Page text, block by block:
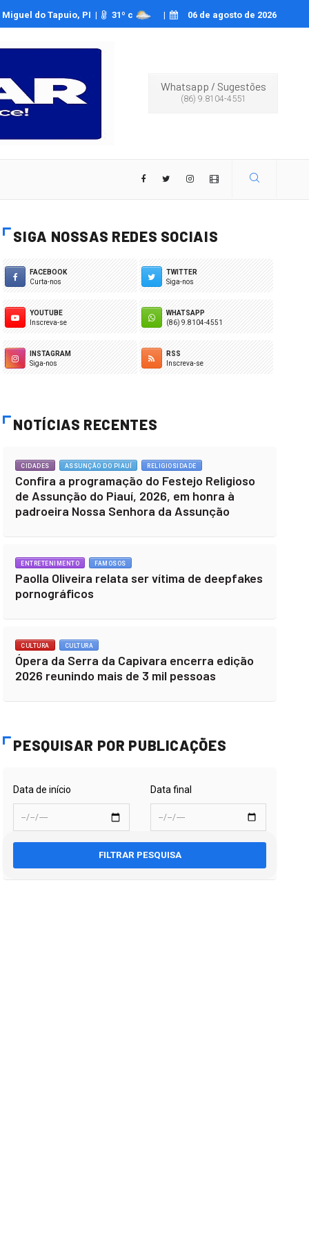
da Serra da Capivara encerra edição 2026 reunindo mais de 3 mil pessoas
do Tapuio, PI | 31º c | 06 de agosto de 2026
Whatsapp / Sugestões
(86) 9.8104-4551
SIGA NOSSAS REDES SOCIAIS
FACEBOOK
Curta-nos
TWITTER
Siga-nos
YOUTUBE
Inscreva-se
WHATSAPP
(86) 9.8104-4551
INSTAGRAM
Siga-nos
RSS
Inscreva-se
NOTÍCIAS RECENTES
CIDADES ASSUNÇÃO DO PIAUÍ RELIGIOSIDADE
Confira a programação do Festejo Religioso
de Assunção do Piauí, 2026, em honra à
padroeira Nossa Senhora da Assunção
ENTRETENIMENTO FAMOSOS
Paolla Oliveira relata ser vítima de deepfakes
pornográficos
CULTURA CULTURA
Ópera da Serra da Capivara encerra edição
2026 reunindo mais de 3 mil pessoas
PESQUISAR POR PUBLICAÇÕES
Data de início Data final
FILTRAR PESQUISA